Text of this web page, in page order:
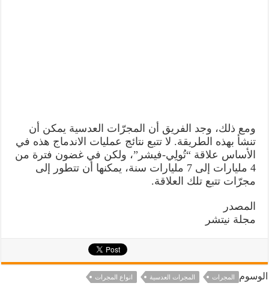
ومع ذلك، وجد الفريق أن المجرّات العدسية يمكن أن
تنشأ بهذه الطريقة. لا تتبع نتائج عمليات الاندماج هذه في
الأساس علاقة “تُولِي-فيشر”، ولكن في غضون فترة من
4 مليارات إلى 7 مليارات سنة، يمكنها أن تتطور إلى
مجرّات تتبع تلك العلاقة.
المصدر
مجلة نيتشر
الوسوم المجرات المجرات العدسية انواع المجرات